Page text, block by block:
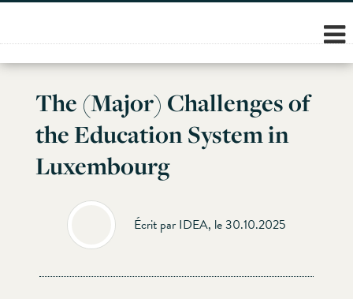
Skip
content
The (Major) Challenges of
the Education System in
Luxembourg
Écrit par IDEA, le 30.10.2025